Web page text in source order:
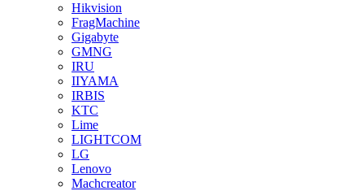
Hikvision
FragMachine
Gigabyte
GMNG
IRU
IIYAMA
IRBIS
KTC
Lime
LIGHTCOM
LG
Lenovo
Machcreator